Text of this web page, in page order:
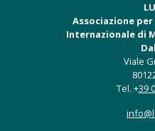
Associazione
Internazionale di
Viale
Tel. +39